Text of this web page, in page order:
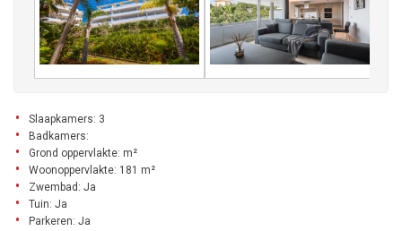
Slaapkamers: 3
Badkamers:
Grond oppervlakte: m²
Woonoppervlakte: 181 m²
Zwembad: Ja
Tuin: Ja
Parkeren: Ja